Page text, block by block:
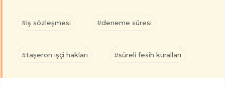
#iş sözleşmesi #deneme süresi
#taşeron işçi hakları #süreli fesih kuralları